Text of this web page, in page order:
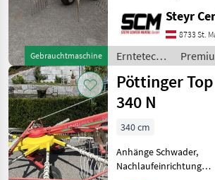
Gebrauchtmaschine
Tandemachse,
Schwadtuch Sehr
gebraucht, TOP Zustand! -
Tastrad vorne - Tandem
8733 St.
Erntetechnik
Grünland /
Pöttinger
Pöttinger Top
340 N
340 cm
Anhänge Schwader,
Nachlaufeinrichtung